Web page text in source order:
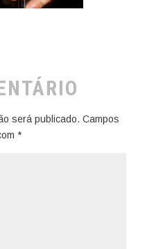
será publicado. Campos
*